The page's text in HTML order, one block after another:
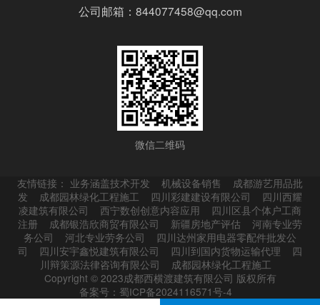
公司邮箱：844077458@qq.com
微信二维码
友情链接： 业务涵盖技术开发 机械设备销售
成都游艺用品批
发
成都园林绿化工程施工 四川彩建建设有限公司
四川西耀
凌建筑有限公司
西宁数创创意内容应用
四川区县个体户工商
注册
成都银浩欣商贸有限公司 新疆房地产评估
河南专业劳
务公司
河北专业劳务公司
四川达州家用电器零配件批发公
司
四川安宇鑫悦建筑有限公司 四川到国内货物运输代理
四
川辩策源法律咨询有限公司
成都园林绿化工程施工
Copyright © 2023成都西横渡建筑有限公司 版权所有
备案号：蜀ICP备2024116571号-4